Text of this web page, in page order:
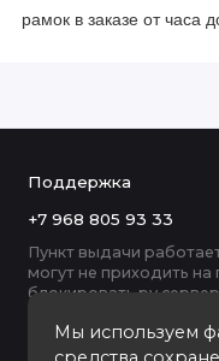
рамок в заказе от часа
Мы используем
Поддержка
+7 968 805 93 33
Пункт выдачи
могут не приходить на
блокировать ру